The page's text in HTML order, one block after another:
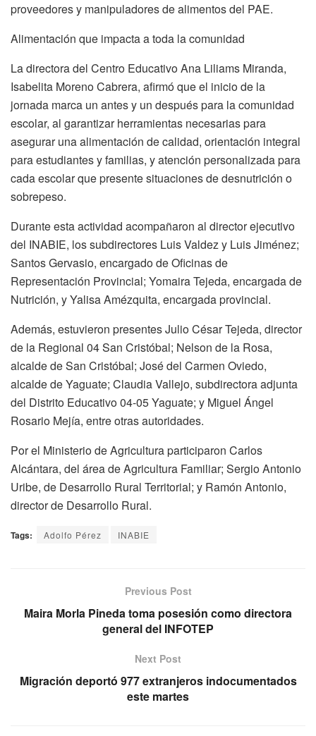
proveedores y manipuladores de alimentos del PAE.
Alimentación que impacta a toda la comunidad
La directora del Centro Educativo Ana Liliams Miranda,
Isabelita Moreno Cabrera, afirmó que el inicio de la
jornada marca un antes y un después para la comunidad
escolar, al garantizar herramientas necesarias para
asegurar una alimentación de calidad, orientación integral
para estudiantes y familias, y atención personalizada para
cada escolar que presente situaciones de desnutrición o
sobrepeso.
Durante esta actividad acompañaron al director ejecutivo
del INABIE, los subdirectores Luis Valdez y Luis Jiménez;
Santos Gervasio, encargado de Oficinas de
Representación Provincial; Yomaira Tejeda, encargada de
Nutrición, y Yalisa Amézquita, encargada provincial.
Además, estuvieron presentes Julio César Tejeda, director
de la Regional 04 San Cristóbal; Nelson de la Rosa,
alcalde de San Cristóbal; José del Carmen Oviedo,
alcalde de Yaguate; Claudia Vallejo, subdirectora adjunta
del Distrito Educativo 04-05 Yaguate; y Miguel Ángel
Rosario Mejía, entre otras autoridades.
Por el Ministerio de Agricultura participaron Carlos
Alcántara, del área de Agricultura Familiar; Sergio Antonio
Uribe, de Desarrollo Rural Territorial; y Ramón Antonio,
director de Desarrollo Rural.
Tags: Adolfo Pérez INABIE
Previous Post
Maira Morla Pineda toma posesión como directora
general del INFOTEP
Next Post
Migración deportó 977 extranjeros indocumentados
este martes